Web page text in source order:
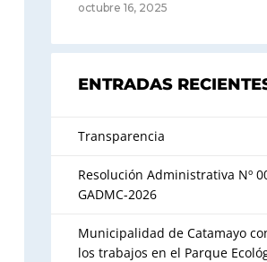
octubre 16, 2025
ENTRADAS
Transparencia
Resolución Administrativa Nº
GADMC-2026
Municipalidad de Catamayo
los trabajos en el Parque